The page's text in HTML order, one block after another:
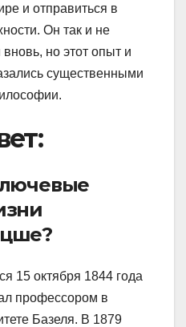
и отправиться в
Он так и не
но этот опыт и
существенными
15 октября 1844 года
профессором в
Базеля. В 1879